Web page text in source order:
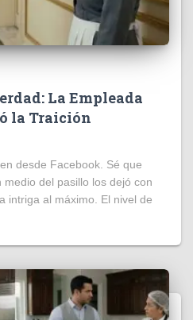
La Empleada
la Traición
desde Facebook. Sé que
del pasillo los dejó con
intriga al máximo. El nivel de